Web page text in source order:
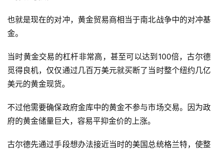
也就是现在的对冲，黄金贸易商相当于南北战争中的对冲基
金。
当时黄金交易的杠杆非常高，甚至可以达到100倍，古尔德
觅得良机，仅仅通过几百万美元就买断了当时整个纽约几亿
美元的黄金现货。
不过他需要确保政府金库中的黄金不参与市场交易。因为政
府的黄金储量巨大，容易平抑金价的上涨。
古尔德先通过手段想办法接近当时的美国总统格兰特，使整